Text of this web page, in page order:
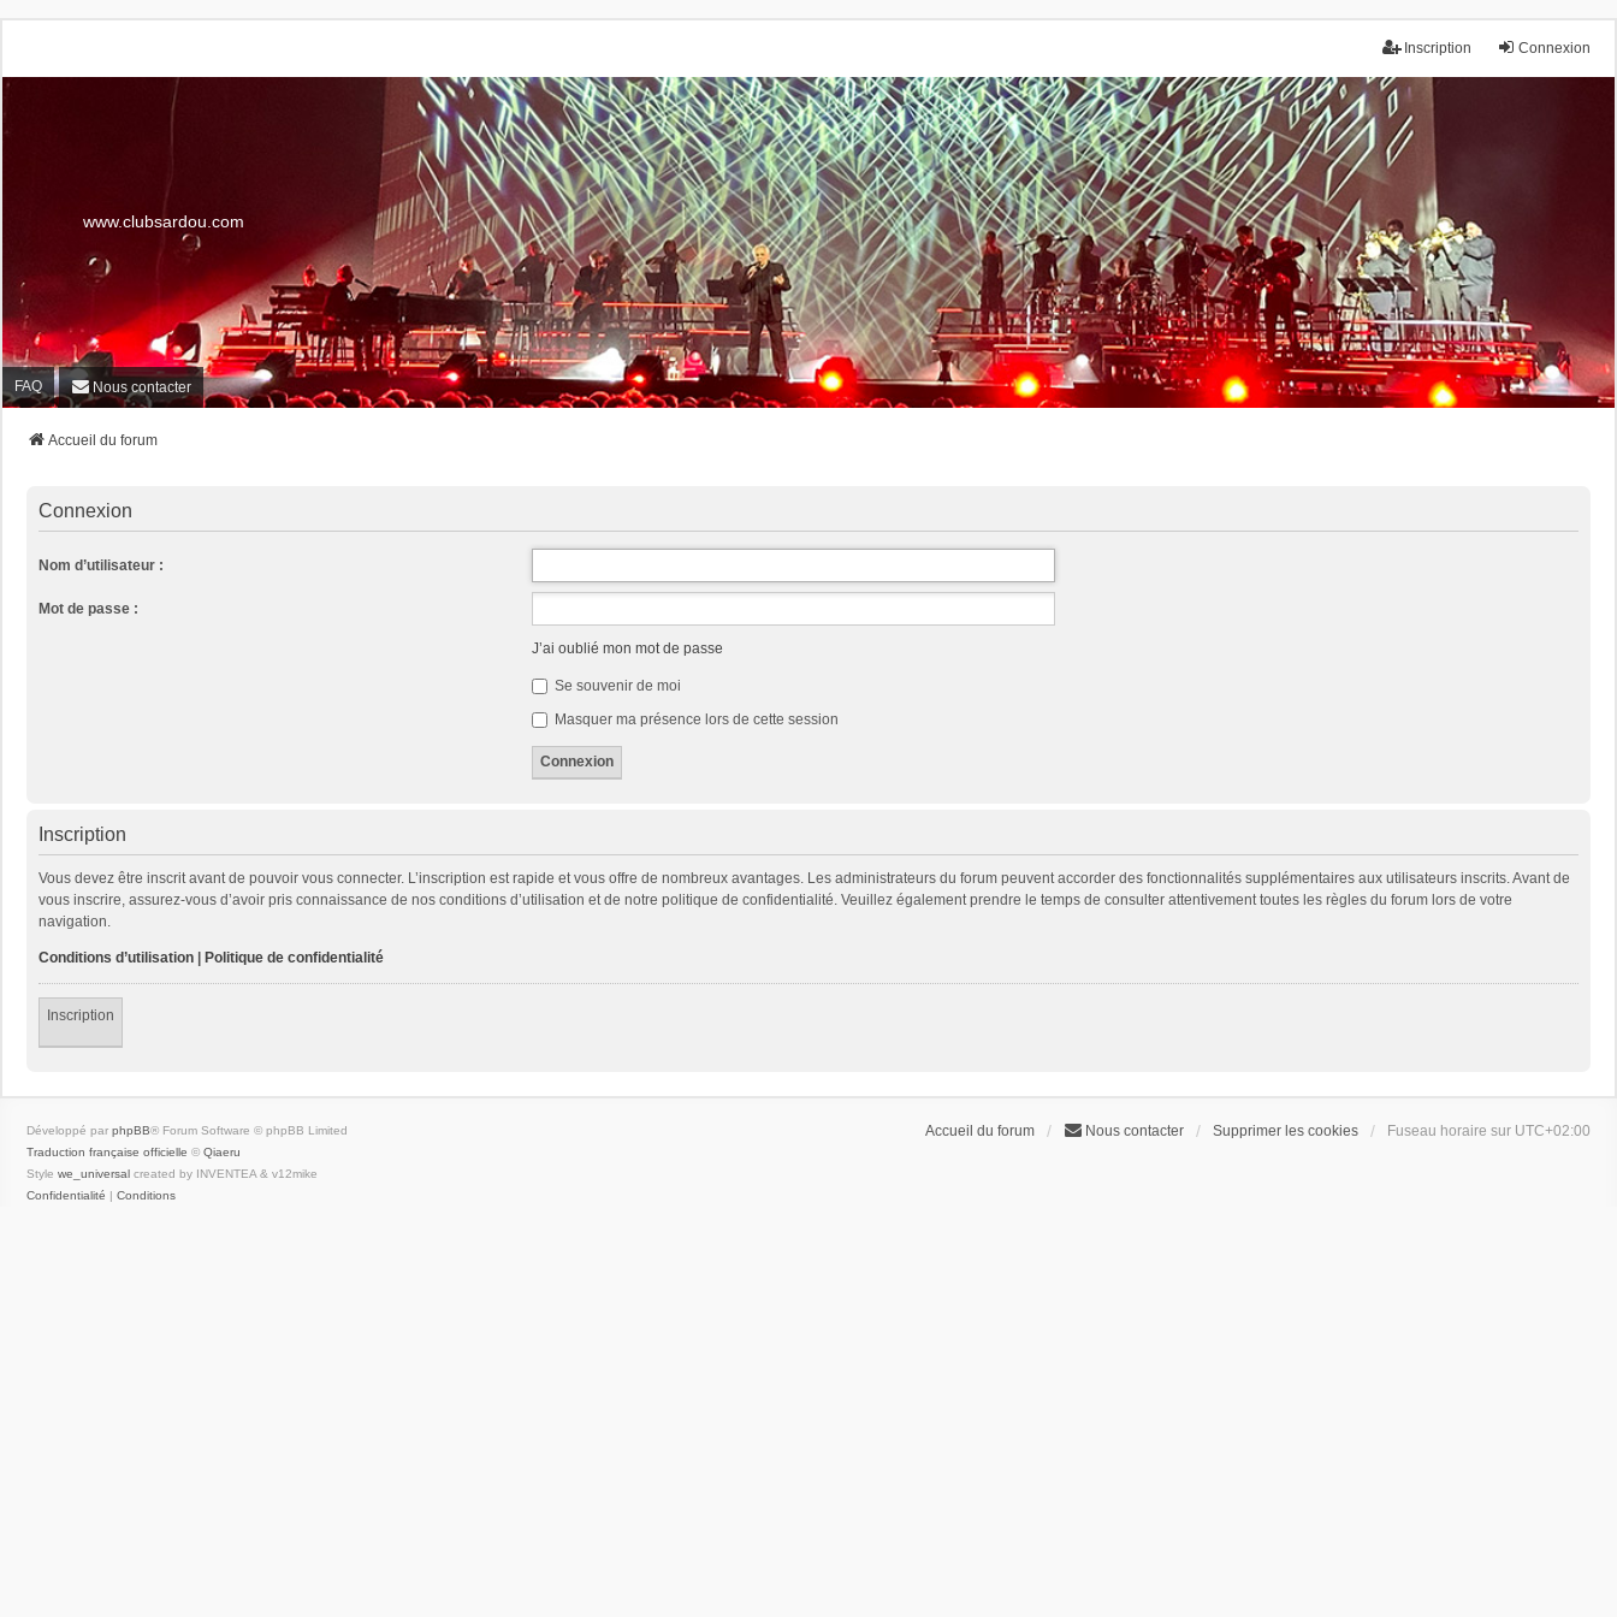
Connexion
Inscription
www.clubsardou.com
FAQ Nous contacter
Accueil du forum
Connexion
Nom d’utilisateur :
Mot de passe :
J’ai oublié mon mot de passe
Se souvenir de moi
Masquer ma présence lors de cette session
Inscription
Vous devez être inscrit avant de pouvoir vous connecter. L’inscription est rapide et vous offre de nombreux avantages. Les administrateurs du forum peuvent accorder des fonctionnalités supplémentaires aux utilisateurs inscrits. Avant de
vous inscrire, assurez-vous d’avoir pris connaissance de nos conditions d’utilisation et de notre politique de confidentialité. Veuillez également prendre le temps de consulter attentivement toutes les règles du forum lors de votre
navigation.
Conditions d’utilisation | Politique de confidentialité
Inscription
Accueil du forum Nous contacter Supprimer les cookies Fuseau horaire sur UTC+02:00
Développé par phpBB® Forum Software © phpBB Limited
Traduction française officielle © Qiaeru
Style we_universal created by INVENTEA & v12mike
Confidentialité | Conditions